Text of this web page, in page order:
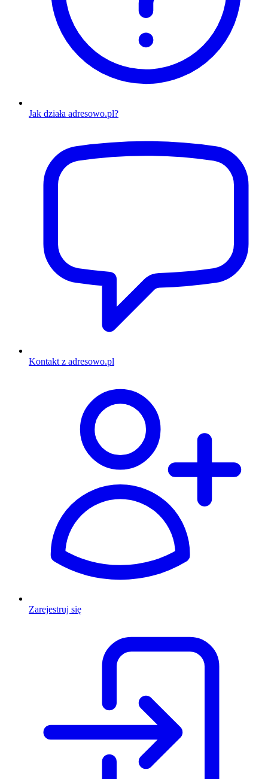
Jak działa adresowo.pl?
Kontakt z adresowo.pl
Zarejestruj się